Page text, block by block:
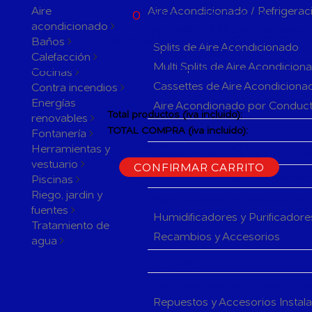
Aire
acondicionado
Baños
Calefacción
Cocinas
Contra incendios
Energías
renovables
Fontanería
Herramientas y
vestuario
Piscinas
Riego, jardin y
fuentes
Tratamiento de
agua
Aire Acondicionado /
Splits de Aire Acondicionado
Multi Splits de Aire
Cassettes de Aire
Aire Acondionado por
Herramientas y accesorios de
Sistemas de Regulación de
Humidificadores y
Recambios y Accesorios
Repuestos y Accesorios
0 PRODUCTOS EN SU
ACTUALMENTE 1 PRODUCTO
EN SU CARRITO.
Total productos (iva incluido):
TOTAL COMPRA (iva incluido):
CONFIRMAR CARRITO